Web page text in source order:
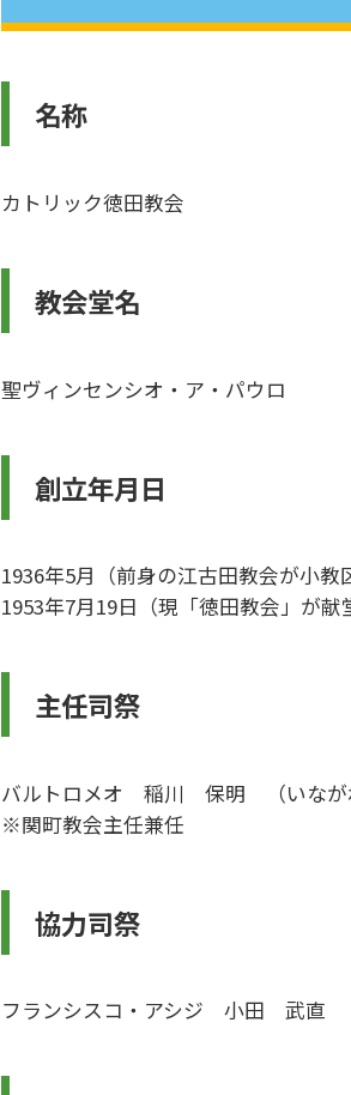
名称
カトリック徳田教会
教会堂名
聖ヴィンセンシオ・ア・パウロ
創立年月日
1936年5月（前身の江古田教会が小教
1953年7月19日（現「徳田教会」が献
主任司祭
バルトロメオ 稲川 保明 （いなが
※関町教会主任兼任
協力司祭
フランシスコ・アシジ 小田 武直